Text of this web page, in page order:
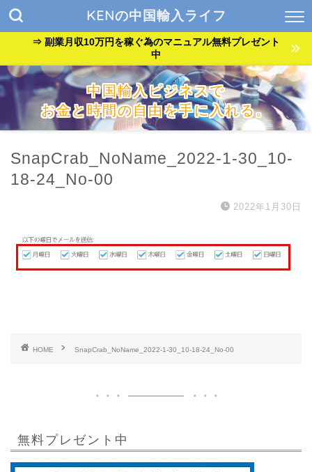
KENの中国輸入ライフ
⇒ 副業月収10万円を稼ぐ為のマニュアル無料プレゼント
中
中国輸入ビジネスで
お金と時間の自由を手に入れる。
た方法を公開中。
SnapCrab_NoName_2022-1-30_10-
18-24_No-00
2022年1月30日
HOME SnapCrab_NoName_2022-1-30_10-18-24_No-00
無料プレゼント中